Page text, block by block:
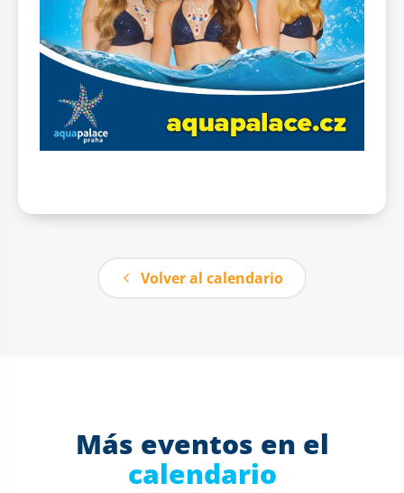
Volver al calendario
Más eventos en el
calendario